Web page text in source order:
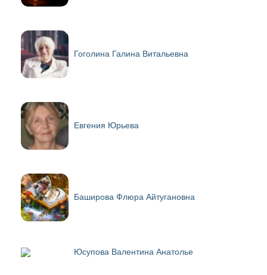
Гоголина Галина Витальевна
Евгения Юрьева
Баширова Флюра Айтугановна
Юсупова Валентина Анатолье